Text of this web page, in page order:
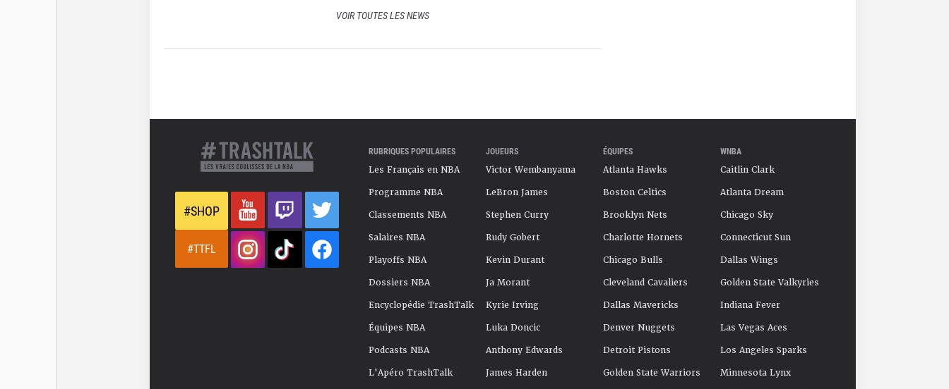
VOIR TOUTES LES NEWS
#SHOP
#TTFL
RUBRIQUES POPULAIRES
Les Français en NBA
Programme NBA
Classements NBA
Salaires NBA
Playoffs NBA
Dossiers NBA
Encyclopédie TrashTalk
Équipes NBA
Podcasts NBA
L'Apéro TrashTalk
JOUEURS
Victor Wembanyama
LeBron James
Stephen Curry
Rudy Gobert
Kevin Durant
Ja Morant
Kyrie Irving
Luka Doncic
Anthony Edwards
James Harden
ÉQUIPES
Atlanta Hawks
Boston Celtics
Brooklyn Nets
Charlotte Hornets
Chicago Bulls
Cleveland Cavaliers
Dallas Mavericks
Denver Nuggets
Detroit Pistons
Golden State Warriors
WNBA
Caitlin Clark
Atlanta Dream
Chicago Sky
Connecticut Sun
Dallas Wings
Golden State Valkyries
Indiana Fever
Las Vegas Aces
Los Angeles Sparks
Minnesota Lynx